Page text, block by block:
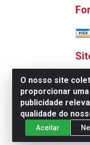
O nosso site
proporcionar
publicidade
qualidade do
Aceitar